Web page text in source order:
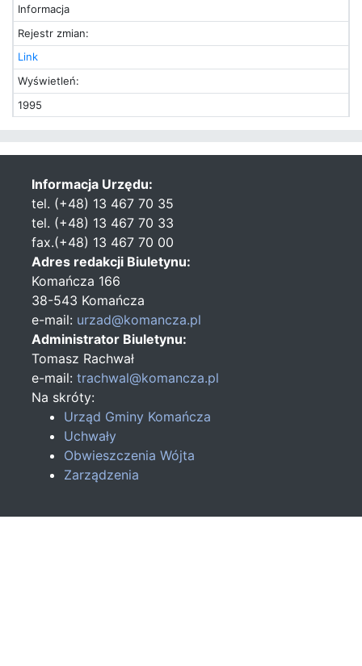
Informacja
Rejestr zmian:
Link
Wyświetleń:
1995
Informacja Urzędu:
tel. (+48) 13 467 70 35
tel. (+48) 13 467 70 33
fax.(+48) 13 467 70 00
Adres redakcji Biuletynu:
Komańcza 166
38-543 Komańcza
e-mail: urzad@komancza.pl
Administrator Biuletynu:
Tomasz Rachwał
e-mail: trachwal@komancza.pl
Na skróty:
Urząd Gminy Komańcza
Uchwały
Obwieszczenia Wójta
Zarządzenia